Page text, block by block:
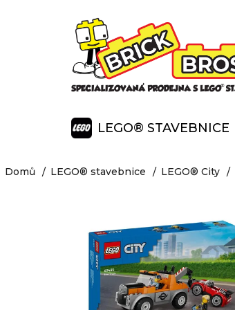
LEGO® STAVEBNICE
Domů LEGO® stavebnice LEGO® City
Zpět
Zpět